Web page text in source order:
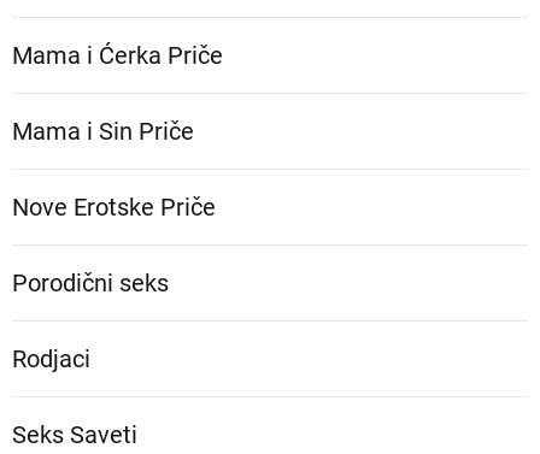
Mama i Ćerka Priče
Mama i Sin Priče
Nove Erotske Priče
Porodični seks
Rodjaci
Seks Saveti